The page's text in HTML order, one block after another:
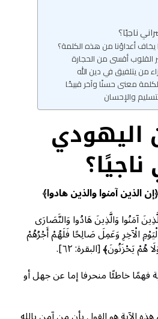
ناجيًا؟
يخاف أعداؤنا من هذه الكلمة؟
القلوب أقسى من الحجارة
من يتلفيق في دين الله
معنى حسنًا وآخر قبيحًا
والإحسان
اليهودي
الذين آمنوا والذين هادوا﴾
آمَنُوا وَالَّذِينَ هَادُوا وَالنَّصَارَى
الْآخِرِ وَعَمِلَ صَالِحًا فَلَهُمْ أَجْرُهُمْ
يَحْزَنُونَ﴾ [البقرة: ٦٢].
خاطئًا منحرفا إما عن جهل أو